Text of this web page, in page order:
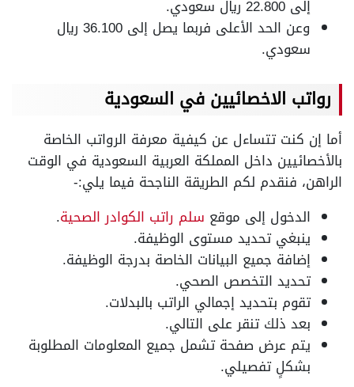
إلى 22.800 ريال سعودي.
وعن الحد الأعلى فربما يصل إلى 36.100 ريال
سعودي.
رواتب الاخصائيين في السعودية
أما إن كنت تتساءل عن كيفية معرفة الرواتب الخاصة
بالأخصائيين داخل المملكة العربية السعودية في الوقت
الراهن، فنقدم لكم الطريقة الناجحة فيما يلي:-
الدخول إلى موقع سلم راتب الكوادر الصحية.
ينبغي تحديد مستوى الوظيفة.
إضافة جميع البيانات الخاصة بدرجة الوظيفة.
تحديد التخصص الصحي.
تقوم بتحديد إجمالي الراتب بالبدلات.
بعد ذلك تنقر على التالي.
يتم عرض صفحة تشمل جميع المعلومات المطلوبة
بشكلٍ تفصيلي.